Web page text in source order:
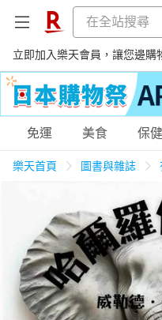
立即加入樂天會員，讓您邊購
購物網分類
天天免運 美食蛋糕
居家生活 3C家電
免運 美食 保健
樂天首頁 圖書與雜誌